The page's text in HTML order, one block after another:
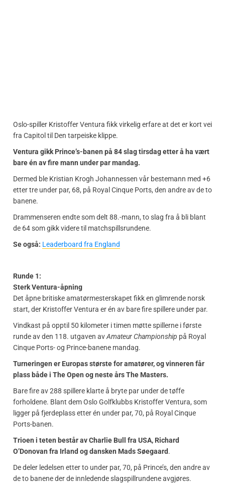
Oslo-spiller Kristoffer Ventura fikk virkelig erfare at det er kort vei
fra Capitol til Den tarpeiske klippe.
Ventura gikk Prince’s-banen på 84 slag tirsdag etter å ha vært
bare én av fire mann under par mandag.
Dermed ble Kristian Krogh Johannessen vår bestemann med +6
etter tre under par, 68, på Royal Cinque Ports, den andre av de to
banene.
Drammenseren endte som delt 88.-mann, to slag fra å bli blant
de 64 som gikk videre til matchspillsrundene.
Se også: Leaderboard fra England
Runde 1:
Sterk Ventura-åpning
Det åpne britiske amatørmesterskapet fikk en glimrende norsk
start, der Kristoffer Ventura er én av bare fire spillere under par.
Vindkast på opptil 50 kilometer i timen møtte spillerne i første
runde av den 118. utgaven avAmateur Championship på Royal
Cinque Ports- og Prince-banene mandag.
Turneringen er Europas største for amatører, og vinneren får
plass både i The Open og neste års The Masters.
Bare fire av 288 spillere klarte å bryte par under de tøffe
forholdene. Blant dem Oslo Golfklubbs Kristoffer Ventura, som
ligger på fjerdeplass etter én under par, 70, på Royal Cinque
Ports-banen.
Trioen i teten består av Charlie Bull fra USA, Richard
O’Donovan fra Irland og dansken Mads Søegaard.
De deler ledelsen etter to under par, 70, på Prince’s, den andre av
de to banene der de innledende slagspillrundene avgjøres.